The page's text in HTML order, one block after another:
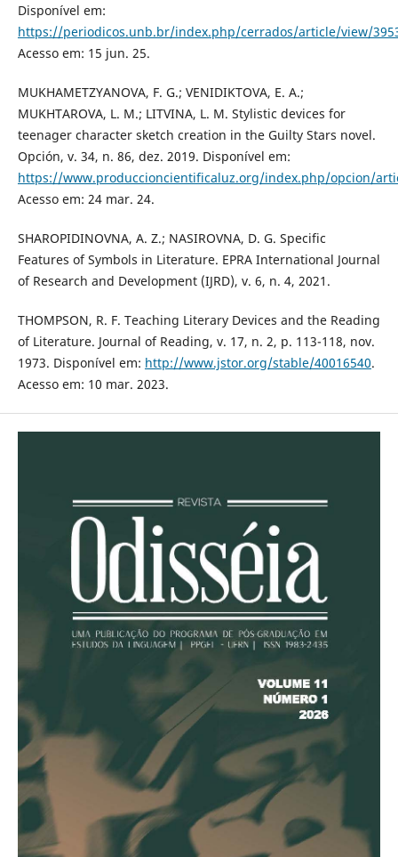
Disponível em:
https://periodicos.unb.br/index.php/cerrados/article/view/
Acesso em: 15 jun. 25.
MUKHAMETZYANOVA, F. G.; VENIDIKTOVA, E. A.;
MUKHTAROVA, L. M.; LITVINA, L. M. Stylistic devices for
teenager character sketch creation in the Guilty Stars novel.
Opción, v. 34, n. 86, dez. 2019. Disponível em:
https://www.produccioncientificaluz.org/index.php/opcion/
Acesso em: 24 mar. 24.
SHAROPIDINOVNA, A. Z.; NASIROVNA, D. G. Specific
Features of Symbols in Literature. EPRA International Journal
of Research and Development (IJRD), v. 6, n. 4, 2021.
THOMPSON, R. F. Teaching Literary Devices and the Reading
of Literature. Journal of Reading, v. 17, n. 2, p. 113-118, nov.
1973. Disponível em: http://www.jstor.org/stable/40016540.
Acesso em: 10 mar. 2023.